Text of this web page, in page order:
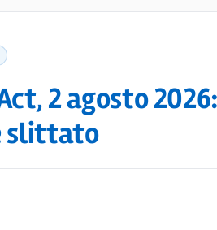
2 agosto
slittato